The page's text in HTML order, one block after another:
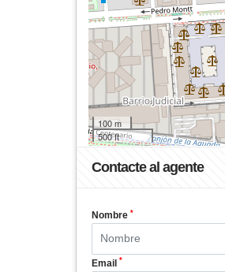
100 m
500 ft
Contacte al agente
Nombre *
Email *